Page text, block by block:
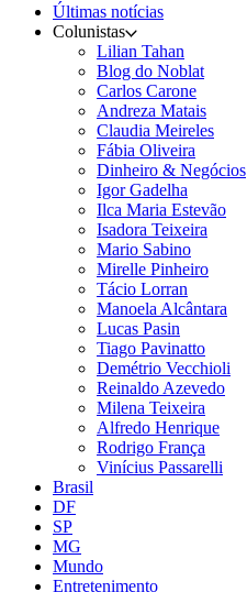
Últimas notícias
Colunistas
Lilian Tahan
Blog do Noblat
Carlos Carone
Andreza Matais
Claudia Meireles
Fábia Oliveira
Dinheiro & Negócios
Igor Gadelha
Ilca Maria Estevão
Isadora Teixeira
Mario Sabino
Mirelle Pinheiro
Tácio Lorran
Manoela Alcântara
Lucas Pasin
Tiago Pavinatto
Demétrio Vecchioli
Reinaldo Azevedo
Milena Teixeira
Alfredo Henrique
Rodrigo França
Vinícius Passarelli
Brasil
DF
SP
MG
Mundo
Entretenimento